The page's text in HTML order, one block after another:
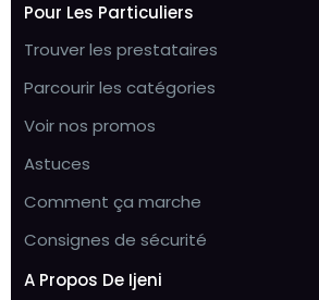
Pour Les Particuliers
Trouver les prestataires
Parcourir les catégories
Voir nos promos
Astuces
Comment ça marche
Consignes de sécurité
A Propos De Ijeni